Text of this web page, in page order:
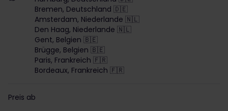
Bremen, Deutschland 🇩🇪
Amsterdam, Niederlande 🇳🇱
Den Haag, Niederlande 🇳🇱
Gent, Belgien 🇧🇪
Brügge, Belgien 🇧🇪
Paris, Frankreich 🇫🇷
Bordeaux, Frankreich 🇫🇷
Preis ab